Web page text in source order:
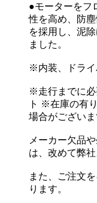
●モーターをフ
性を高め、防
を採用し、泥
ました。
※内装、ドライ
※走行までに
ト ※在庫の有
場合がございま
メーカー欠品
は、改めて弊
また、ご注文
ります。